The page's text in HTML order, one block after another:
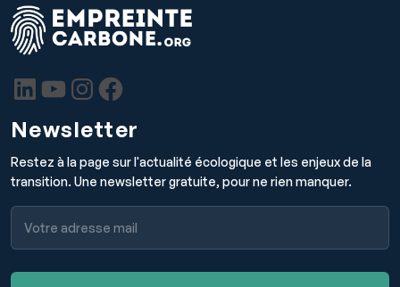
Newsletter
Restez à la page sur l'actualité écologique et les enjeux de la
transition. Une newsletter gratuite, pour ne rien manquer.